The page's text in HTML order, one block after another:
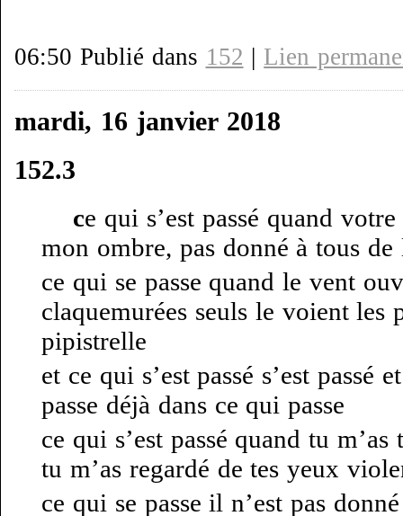
06:50 Publié dans 152 | Lien
mardi, 16 janvier 2018
152.3
ce qui s’est passé quand votre
mon ombre, pas donné à tous
ce qui se passe quand le vent
claquemurées seuls le voient les
pipistrelle
et ce qui s’est passé s’est passé
passe déjà dans ce qui passe
ce qui s’est passé quand tu
tu m’as regardé de tes yeux
ce qui se passe il n’est pas